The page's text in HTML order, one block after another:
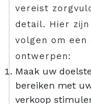
vereist
detail. Hier
volgen om
ontwerpen:
Maak uw
bereiken met
verkoop